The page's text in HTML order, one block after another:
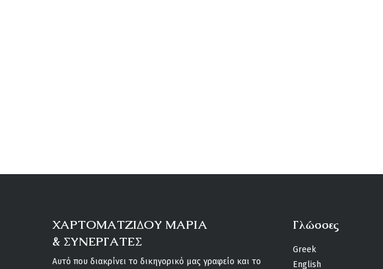
ΧΑΡΤΟΜΑΤΖΙΔΟΥ ΜΑΡΙΑ
& ΣΥΝΕΡΓΑΤΕΣ
Αυτό που διακρίνει το δικηγορικό μας γραφείο και το
Γλώσσες
Greek
English